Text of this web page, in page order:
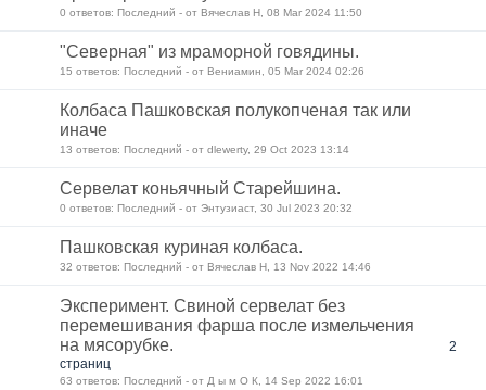
0 ответов: Последний - от Вячеслав Н, 08 Mar 2024 11:50
"Северная" из мраморной говядины.
15 ответов: Последний - от Вениамин, 05 Mar 2024 02:26
Колбаса Пашковская полукопченая так или
иначе
13 ответов: Последний - от dlewerty, 29 Oct 2023 13:14
Сервелат коньячный Старейшина.
0 ответов: Последний - от Энтузиаст, 30 Jul 2023 20:32
Пашковская куриная колбаса.
32 ответов: Последний - от Вячеслав Н, 13 Nov 2022 14:46
Эксперимент. Свиной сервелат без
перемешивания фарша после измельчения
на мясорубке.
2
страниц
63 ответов: Последний - от Д ы м О К, 14 Sep 2022 16:01